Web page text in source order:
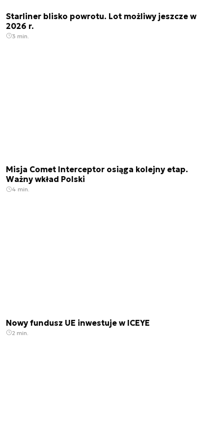
Starliner blisko powrotu. Lot możliwy jeszcze w
2026 r.
3 min.
Misja Comet Interceptor osiąga kolejny etap.
Ważny wkład Polski
4 min.
Nowy fundusz UE inwestuje w ICEYE
2 min.